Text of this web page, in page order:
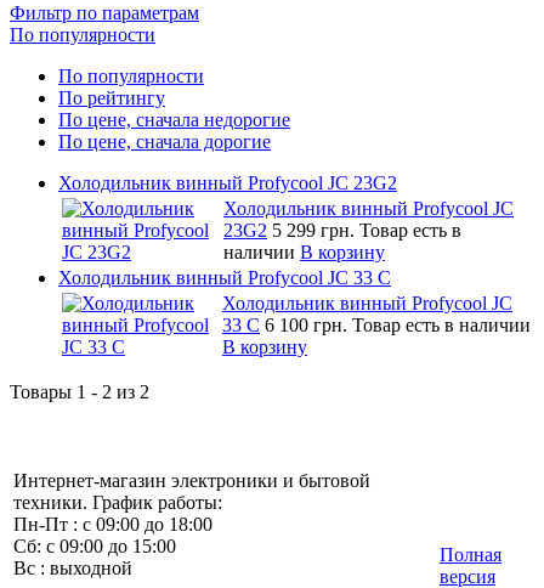
Фильтр по параметрам
По популярности
По популярности
По рейтингу
По цене, сначала недорогие
По цене, сначала дорогие
Холодильник винный Profycool JC 23G2
Холодильник винный Profycool JC
23G2 5 299 грн. Товар есть в
наличии В корзину
Холодильник винный Profycool JC 33 C
Холодильник винный Profycool JC
33 C 6 100 грн. Товар есть в наличии
В корзину
Товары 1 - 2 из 2
Интернет-магазин электроники и бытовой
техники. График работы:
Пн-Пт : с 09:00 до 18:00
Сб: с 09:00 до 15:00
Вс : выходной
Полная
версия